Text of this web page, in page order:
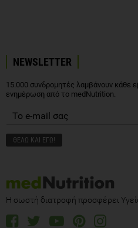
NEWSLETTER
15.000 συνδρομητές λαμβάνουν κάθε
ενημέρωση από το medNutrition.
Η σωστή διατροφή προσφέρει